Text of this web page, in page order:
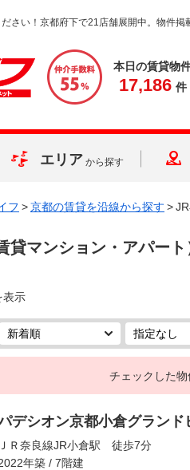
さい！京都府下で21店舗展開中。物件掲
本日の賃貸物
17,186 件
エリア から探す
フ >京都の賃貸を沿線から探す >
貸マンション・アパー
表示
チェックした物
デシオン京都小倉グランド
ＪＲ奈良線JR小倉駅 徒歩7分
年築 / 7階建